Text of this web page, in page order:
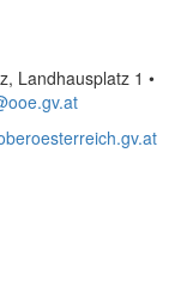
Landhausplatz 1 •